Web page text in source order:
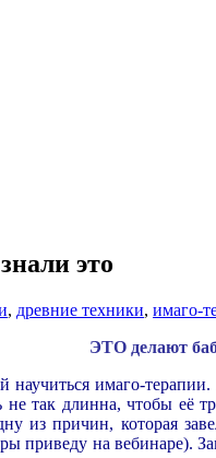
это
, древние техники, имаго-
ЭТО делают
имаго-
так длинна, чтобы её
из причин, которая
на вебинаре).